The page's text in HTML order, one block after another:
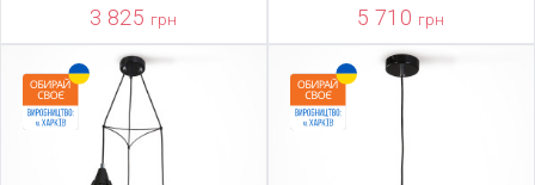
3 825 грн 5 710 грн